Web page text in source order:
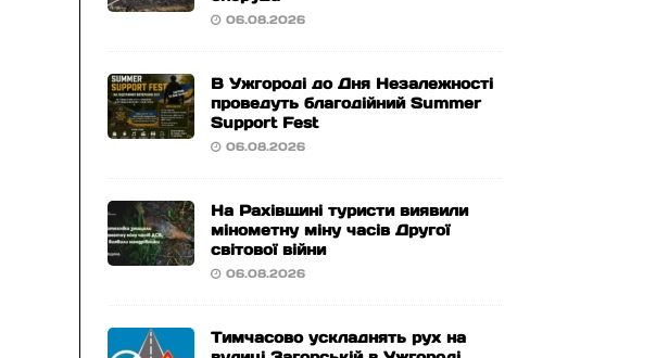
06.08.2026
В Ужгороді до Дня Незалежності
проведуть благодійний Summer
Support Fest
06.08.2026
На Рахівщині туристи виявили
мінометну міну часів Другої
світової війни
06.08.2026
Тимчасово ускладнять рух на